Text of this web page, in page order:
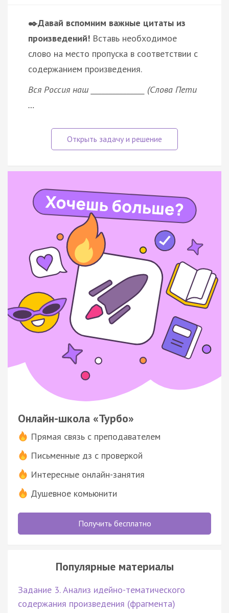
✒️Давай вспомним важные цитаты из
произведений! Вставь необходимое
слово на место пропуска в соответствии с
содержанием произведения.
Вся Россия наш _______________ (Слова Пети
…
Онлайн-школа «Турбо»
Прямая связь с преподавателем
Письменные дз с проверкой
Интересные онлайн-занятия
Душевное комьюнити
Получить бесплатно
Популярные материалы
Задание 3. Анализ идейно-тематического
содержания произведения (фрагмента)